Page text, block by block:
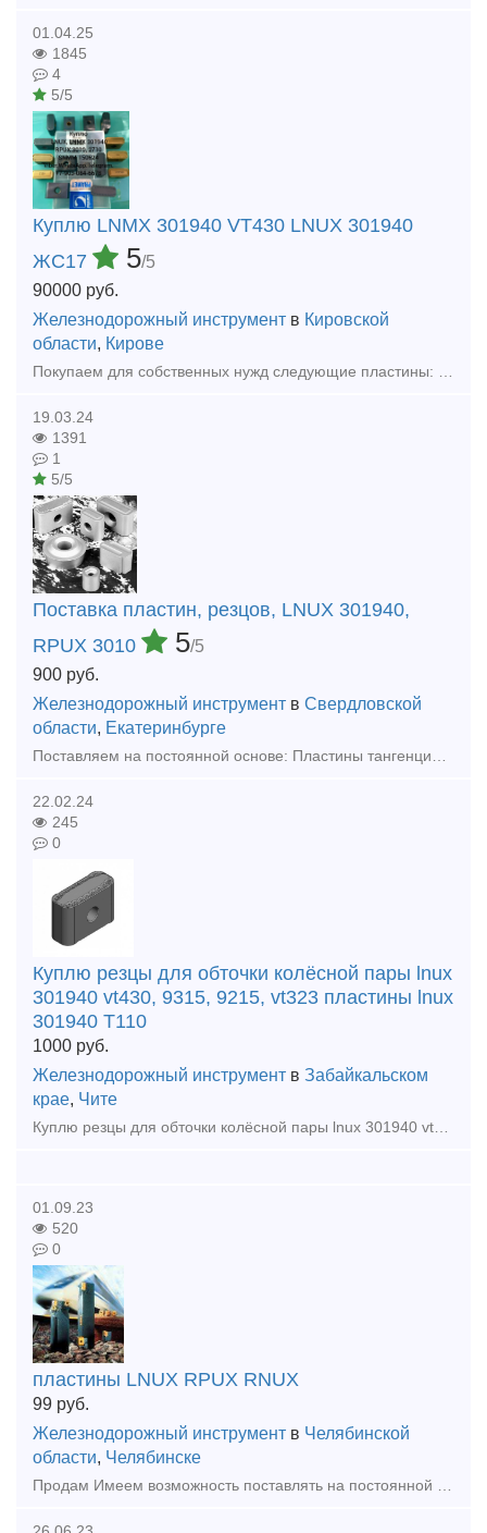
01.04.25
1845
4
5/5
Куплю LNMX 301940 VT430 LNUX 301940
ЖС17
5/5
90000 руб.
Железнодорожный инструмент в Кировской
области, Кирове
Покупаем для собственных нужд следующие пластины: LNUX 301940 VT430 МС221 LNUX301940 SN 9215 S30 LNMX 301940 VT430 КС 35 LNMX 301940 SN 9315, TF 9310 LNUX 191940 SN 9320 LNMX191940 PR 4225 RPUX 30
19.03.24
1391
1
5/5
Поставка пластин, резцов, LNUX 301940,
RPUX 3010
5/5
900 руб.
Железнодорожный инструмент в Свердловской
области, Екатеринбурге
Поставляем на постоянной основе: Пластины тангенциальные LNUX 301940 VT430 LNUX 301940 PRAMET LNUX301940 АТ15S WIDIA LNUX 301940 ATM WIDIA LNMX 301940 NC3220 KORLOY LNUX 301940 MM2 SANDVIK LNUX
22.02.24
245
0
Куплю резцы для обточки колёсной пары lnux
301940 vt430, 9315, 9215, vt323 пластины lnux
301940 T110
1000 руб.
Железнодорожный инструмент в Забайкальском
крае, Чите
Куплю резцы для обточки колёсной пары lnux 301940 vt430, 9315, 9215, vt323 пластины lnux 301940 vt323 vpt-nn пластины тангенциальные lnux 301940 sn-dm 9215, pramet7715 lnmx 301940-56 grade vt110 p
01.09.23
520
0
пластины LNUX RPUX RNUX
99 руб.
Железнодорожный инструмент в Челябинской
области, Челябинске
Продам Имеем возможность поставлять на постоянной основе! Пластины для обработки колесных пар и рельсов, всегда в наличии в больших кол-вах! цена договорная цены по запросу согласно Вашей потребности!